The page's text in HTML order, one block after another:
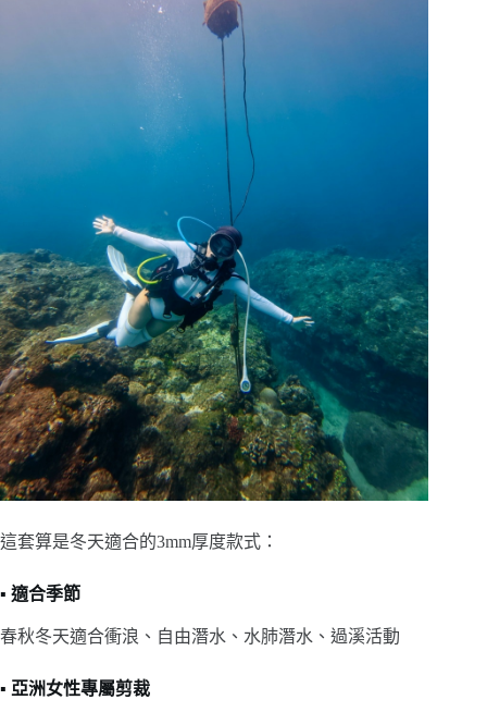
這套算是冬天適合的3mm厚度款式：
▪️ 適合季節
春秋冬天適合衝浪、自由潛水、水肺潛水、過溪活動
▪️ 亞洲女性專屬剪裁